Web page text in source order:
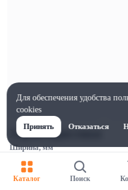
Характеристики
Ширина, мм
Высота, мм
Каталог Поиск
Для обеспечения удобства
cookies
Принять
Отказаться